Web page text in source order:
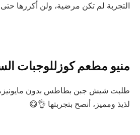
التجربة لم تكن مرضية، ولن أكررها حتى
منيو مطعم كوزللوجبات
طلبت شيش جبن بطاطس بدون مايونيز،
لذيذ ومميز، أنصح بتجربتها 👌😋